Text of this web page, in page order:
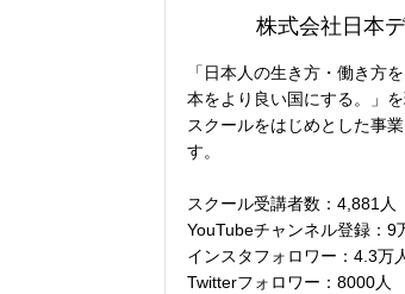
株式会社日本
「日本人の生き方・働き方
本をより良い国にする。」
スクールをはじめとした事
す。
スクール受講者数：4,881人
YouTubeチャンネル登録：9
インスタフォロワー：4.3万
Twitterフォロワー：8000人